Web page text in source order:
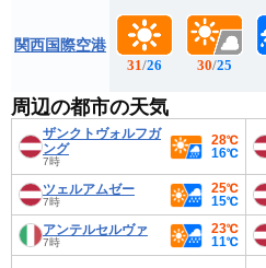
関西国際空港
31/26 30/25
周辺の都市の天気
ザンクトヴォルフガ
ング
7時
28℃
16℃
ツェルアムゼー
7時
25℃
15℃
アンテルセルヴァ
7時
23℃
11℃